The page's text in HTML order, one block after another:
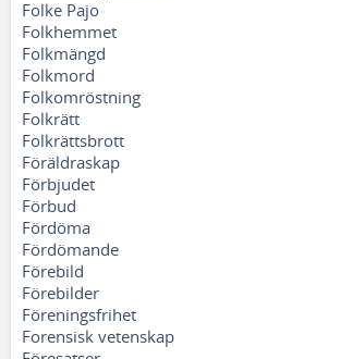
Folke Pajo
Folkhemmet
Folkmängd
Folkmord
Folkomröstning
Folkrätt
Folkrättsbrott
Föräldraskap
Förbjudet
Förbud
Fördöma
Fördömande
Förebild
Förebilder
Föreningsfrihet
Forensisk vetenskap